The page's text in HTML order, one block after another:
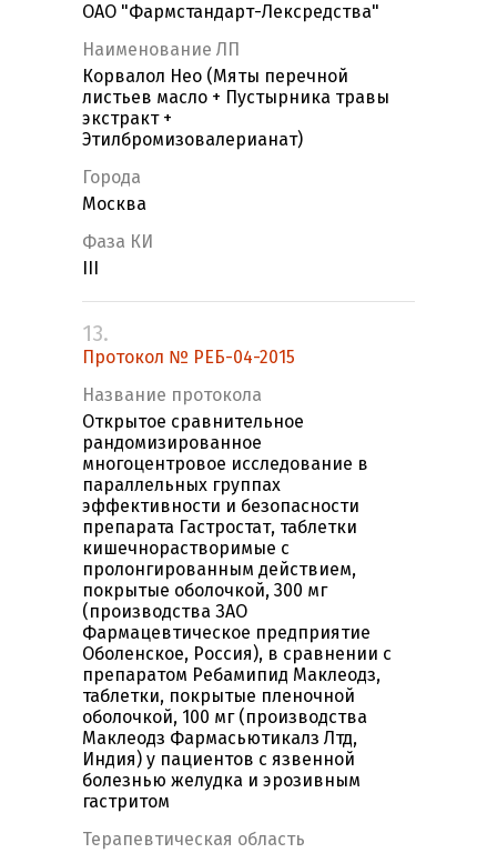
ОАО "Фармстандарт-Лексредства"
Наименование ЛП
Корвалол Нео (Мяты перечной
листьев масло + Пустырника травы
экстракт +
Этилбромизовалерианат)
Города
Москва
Фаза КИ
13.
Протокол № РЕБ-04-2015
Название протокола
Открытое сравнительное
рандомизированное
многоцентровое исследование в
параллельных группах
эффективности и безопасности
препарата Гастростат, таблетки
кишечнорастворимые с
пролонгированным действием,
покрытые оболочкой, 300 мг
(производства ЗАО
Фармацевтическое предприятие
Оболенское, Россия), в сравнении с
препаратом Ребамипид Маклеодз,
таблетки, покрытые пленочной
оболочкой, 100 мг (производства
Маклеодз Фармасьютикалз Лтд,
Индия) у пациентов с язвенной
болезнью желудка и эрозивным
гастритом
Терапевтическая область